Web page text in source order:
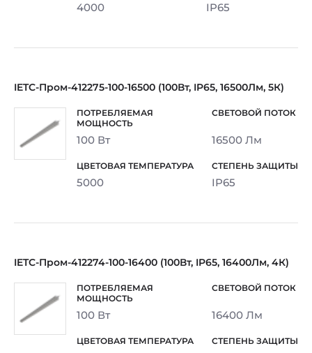
4000 IP65
IETC-Пром-412275-100-16500 (100Вт, IP65, 16500Лм, 5К)
100 Вт 16500 Лм
5000 IP65
IETC-Пром-412274-100-16400 (100Вт, IP65, 16400Лм, 4К)
100 Вт 16400 Лм